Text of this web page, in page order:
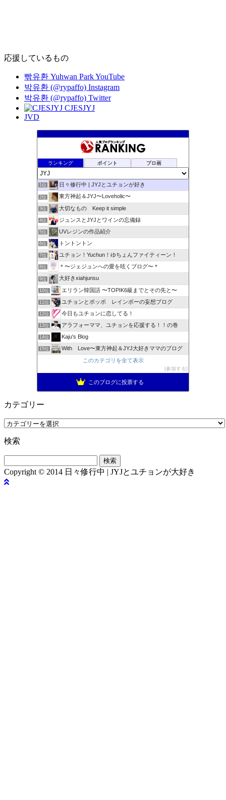
応援しているもの
빢유환 Yuhwan Park YouTube
박유환 (@rypaffo) Instagram
박유환 (@rypaffo) Twitter
CJESJYJ
JVD
ランキング ポイント ブロ画
1位 日々修行中 | JYJとユチョンが好き
2位 東方神起＆JYJ〜Loveholic〜
3位 大切なもの Keep it simple
4位 ジュンスとJYJとワインの忘備録
5位 UVレジンの作品紹介
6位 トントントン
7位 ユチョン！Yuchun！ゆちょんファイティーン！
8位 ＊〜ジェジュンへの愛を呟くブログ〜＊
9位 大好きxiahjunsu
10位 エリラン韓国語 〜TOPIK6級までとその先と〜
11位 ユチョンとポッポ レインボーの妄想ブログ
12位 今日もユチョンに恋してる！
13位 アラフォーママ、ユチョンを応援する！！の巻
14位 Kaju's Blog
15位
With Love〜東方神起＆JYJ大好きママのブログ
このカテゴリを全て表示
参加する
このブログに投票する
カテゴリー
カ
ゴ
リ
ー
検索
索:
Copyright © 2014 日々修行中 | JYJとユチョンが大好き